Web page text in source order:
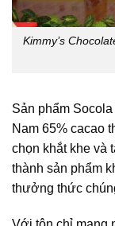
Kimmy’s
Sản phẩm
Nam 65% cacao
chọn khắt khe và
thành sản phẩm
thưởng thức